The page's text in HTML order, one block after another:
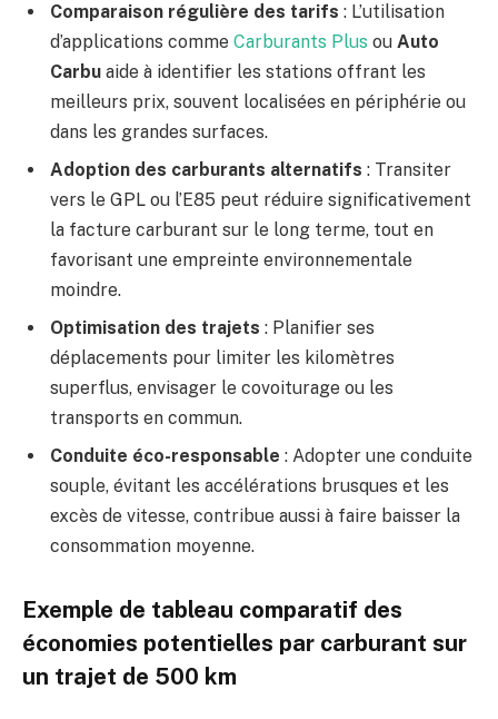
Comparaison régulière des tarifs : L’utilisation
d’applications comme Carburants Plus ou Auto
Carbu aide à identifier les stations offrant les
meilleurs prix, souvent localisées en périphérie ou
dans les grandes surfaces.
Adoption des carburants alternatifs : Transiter
vers le GPL ou l’E85 peut réduire significativement
la facture carburant sur le long terme, tout en
favorisant une empreinte environnementale
moindre.
Optimisation des trajets : Planifier ses
déplacements pour limiter les kilomètres
superflus, envisager le covoiturage ou les
transports en commun.
Conduite éco-responsable : Adopter une conduite
souple, évitant les accélérations brusques et les
excès de vitesse, contribue aussi à faire baisser la
consommation moyenne.
Exemple de tableau comparatif des
économies potentielles par carburant sur
un trajet de 500 km